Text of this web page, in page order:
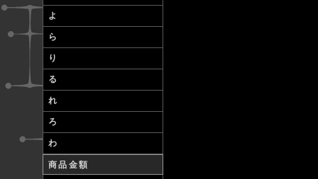
よ
ら
り
る
れ
ろ
わ
商品金額